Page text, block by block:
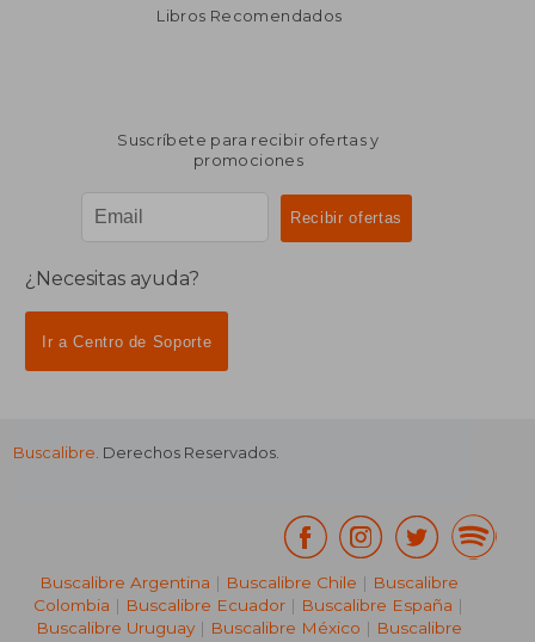
Libros Recomendados
Suscríbete para recibir ofertas y
promociones
¿Necesitas ayuda?
Ir a Centro de Soporte
Buscalibre. Derechos Reservados.
Buscalibre Argentina | Buscalibre Chile | Buscalibre
Colombia | Buscalibre Ecuador | Buscalibre España |
Buscalibre Uruguay| Buscalibre México | Buscalibre